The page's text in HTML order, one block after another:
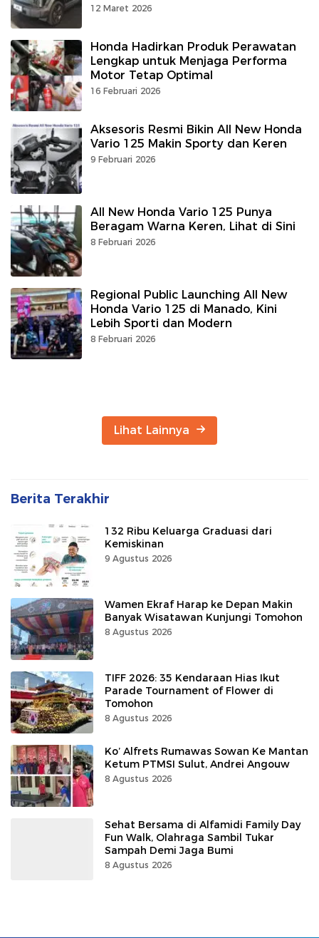
12 Maret 2026
Honda Hadirkan Produk Perawatan
Lengkap untuk Menjaga Performa
Motor Tetap Optimal
16 Februari 2026
Aksesoris Resmi Bikin All New Honda
Vario 125 Makin Sporty dan Keren
9 Februari 2026
All New Honda Vario 125 Punya
Beragam Warna Keren, Lihat di Sini
8 Februari 2026
Regional Public Launching All New
Honda Vario 125 di Manado, Kini
Lebih Sporti dan Modern
8 Februari 2026
Lihat Lainnya
Berita Terakhir
132 Ribu Keluarga Graduasi dari
Kemiskinan
9 Agustus 2026
Wamen Ekraf Harap ke Depan Makin
Banyak Wisatawan Kunjungi Tomohon
8 Agustus 2026
TIFF 2026: 35 Kendaraan Hias Ikut
Parade Tournament of Flower di
Tomohon
8 Agustus 2026
Ko’ Alfrets Rumawas Sowan Ke Mantan
Ketum PTMSI Sulut, Andrei Angouw
8 Agustus 2026
Sehat Bersama di Alfamidi Family Day
Fun Walk, Olahraga Sambil Tukar
Sampah Demi Jaga Bumi
8 Agustus 2026